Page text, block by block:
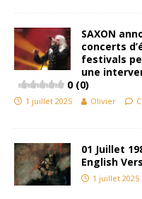
SAXON
concerts
festivals
une
0 (0)
1 juillet 2025 Olivier
01 Juillet
English
1 juillet 2025